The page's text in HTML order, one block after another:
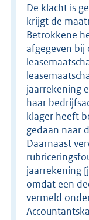
De klacht is
krijgt de
Betrokkene
afgegeven bij
jaarrekening
haar
klager heeft
gedaan naar
Daarnaast
jaarrekening
omdat een
vermeld